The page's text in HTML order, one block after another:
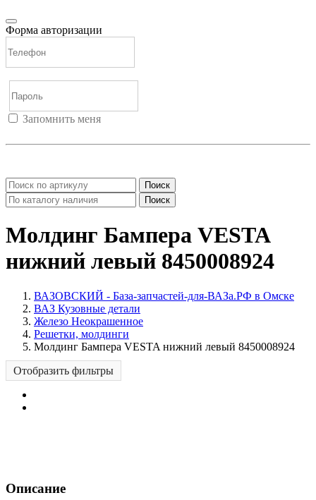
Форма авторизации
Запомнить меня
Поиск
Поиск
Молдинг Бампера VESTA
нижний левый 8450008924
ВАЗОВСКИЙ - База-запчастей-для-ВАЗа.РФ в Омске
ВАЗ Кузовные детали
Железо Неокрашенное
Решетки, молдинги
Молдинг Бампера VESTA нижний левый 8450008924
Отобразить фильтры
Описание